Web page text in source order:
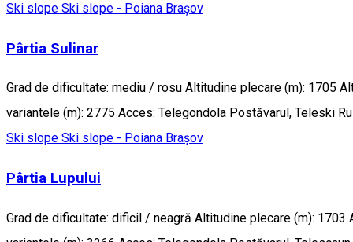
Ski slope Ski slope - Poiana Brașov
Pârtia Sulinar
Grad de dificultate: mediu / rosu Altitudine plecare (m): 1705
variantele (m): 2775 Acces: Telegondola Postăvarul, Teleski
Ski slope Ski slope - Poiana Brașov
Pârtia Lupului
Grad de dificultate: dificil / neagră Altitudine plecare (m):